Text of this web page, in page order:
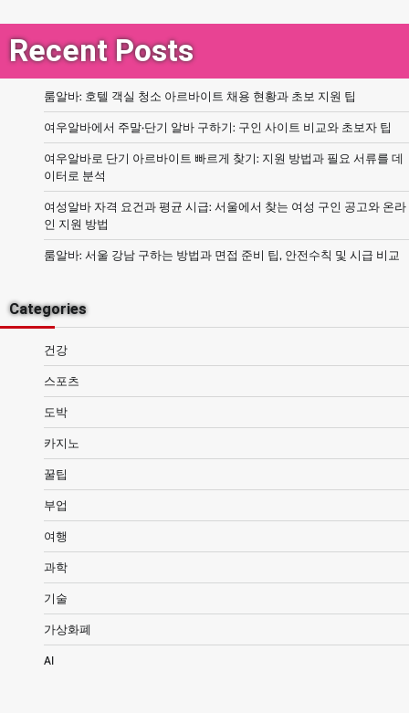
Recent Posts
룸알바: 호텔 객실 청소 아르바이트 채용 현황과 초보 지원 팁
여우알바에서 주말·단기 알바 구하기: 구인 사이트 비교와 초보자 팁
여우알바로 단기 아르바이트 빠르게 찾기: 지원 방법과 필요 서류를 데
이터로 분석
여성알바 자격 요건과 평균 시급: 서울에서 찾는 여성 구인 공고와 온라
인 지원 방법
룸알바: 서울 강남 구하는 방법과 면접 준비 팁, 안전수칙 및 시급 비교
Categories
건강
스포츠
도박
카지노
꿀팁
부업
여행
과학
기술
가상화폐
AI